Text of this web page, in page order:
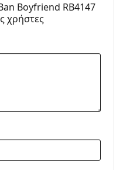
32 60Boyfriend RB4147
χρήστες